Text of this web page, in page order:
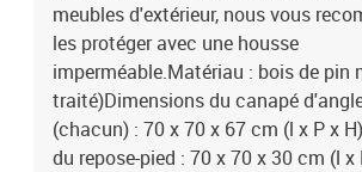
meubles d'extérieur, nous vous
les protéger avec une housse
imperméable.Matériau : bois de pin
traité)Dimensions du canapé
(chacun) : 70 x 70 x 67 cm (l x P x
du repose-pied : 70 x 70 x 30 cm (l x